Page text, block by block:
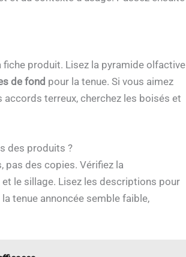
fiche produit. Lisez la pyramide olfactive
de fond pour la tenue. Si vous aimez
terreux, cherchez les boisés et
des produits ?
pas des copies. Vérifiez la
le sillage. Lisez les descriptions pour
tenue annoncée semble faible,